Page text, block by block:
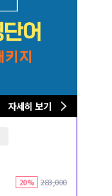
자세히 보기
20% 283,000